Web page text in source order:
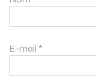
E-mail *